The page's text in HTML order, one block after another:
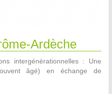
Ardèche
intergénérationnelles : Une
âgé) en échange de